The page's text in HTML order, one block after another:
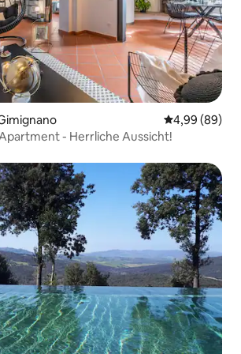
4,99 (89)
- Herrliche Aussicht!